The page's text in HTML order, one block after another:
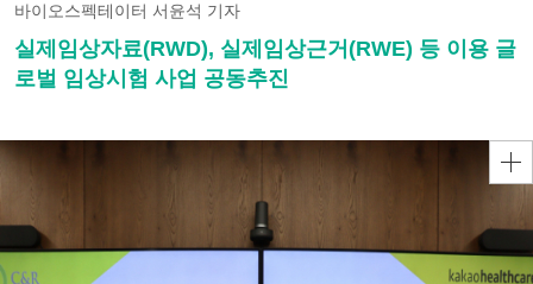
바이오스펙테이터 서윤석 기자
실제임상자료(RWD), 실제임상근거(RWE) 등 이용 글
로벌 임상시험 사업 공동추진